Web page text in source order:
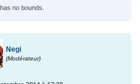
no bounds.
Negi
(Modérateur)